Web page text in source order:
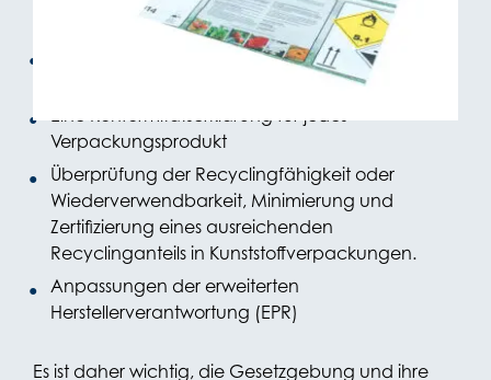
Ein Verpackungsdossier für jedes
Eine Konformitätserklärung für jedes
Verpackungsprodukt
Überprüfung der Recyclingfähigkeit oder
Wiederverwendbarkeit, Minimierung und
Zertifizierung eines ausreichenden
Recyclinganteils in Kunststoffverpackungen.
Anpassungen der erweiterten
Herstellerverantwortung (EPR)
Es ist daher wichtig, die Gesetzgebung und ihre